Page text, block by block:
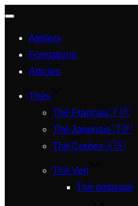
navigation
Ateliers
Formations
Articles
Thés
Thé Français 🇫🇷
Thé Japonais 🇯🇵
Thé Coréen 🇰🇷
Thé Vert
Thé ombragé